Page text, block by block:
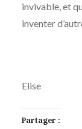
invivable, et
inventer
Elise
Partager :